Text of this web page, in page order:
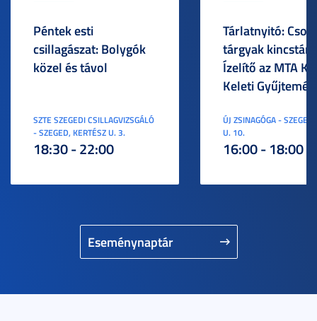
Eseménynaptár
Péntek esti
csillagászat: Bolygók
közel és távol
SZTE SZEGEDI CSILLAGVIZSGÁLÓ
- SZEGED, KERTÉSZ U. 3.
18:30 - 22:00
Tárlatnyitó:
tárgyak
Ízelítő az MTA
Keleti
ÚJ ZSINAGÓGA -
U. 10.
16:00 - 18:00